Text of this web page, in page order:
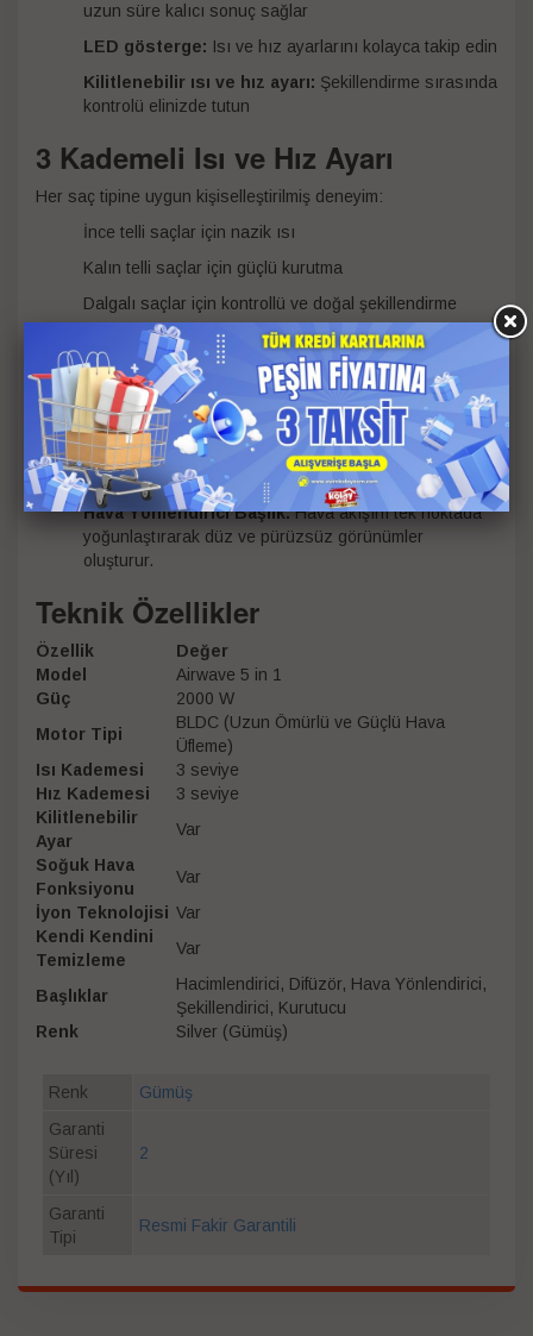
uzun süre kalıcı sonuç sağlar
LED gösterge: Isı ve hız ayarlarını kolayca takip edin
Kilitlenebilir ısı ve hız ayarı: Şekillendirme sırasında
kontrolü elinizde tutun
3 Kademeli Isı ve Hız Ayarı
Her saç tipine uygun kişiselleştirilmiş deneyim:
İnce telli saçlar için nazik ısı
Kalın telli saçlar için güçlü kurutma
Dalgalı saçlar için kontrollü ve doğal şekillendirme
Başlık Özellikleri
Hacimlendirici Başlık:Saç diplerinden itibaren yoğun
hava akışıyla dolgun ve canlı bir görünüm kazandırır.
Difüzör Başlık:Doğal dalgaları belirginleştirir,
bukleleri korur ve elektriklenmeyi azaltır.
Hava Yönlendirici Başlık:Hava akışını tek noktada
yoğunlaştırarak düz ve pürüzsüz görünümler
oluşturur.
Teknik Özellikler
Özellik
Değer
Model
Airwave 5 in 1
Güç
2000 W
Motor Tipi
BLDC (Uzun Ömürlü ve Güçlü Hava
Üfleme)
Isı Kademesi
3 seviye
Hız Kademesi
3 seviye
Kilitlenebilir
Ayar
Var
Soğuk Hava
Fonksiyonu
Var
İyon Teknolojisi Var
Kendi Kendini
Temizleme
Var
Başlıklar
Hacimlendirici, Difüzör, Hava Yönlendirici,
Şekillendirici, Kurutucu
Renk
Silver (Gümüş)
Renk
Gümüş
Garanti
Süresi
(Yıl)
2
Garanti
Tipi
Resmi Fakir Garantili